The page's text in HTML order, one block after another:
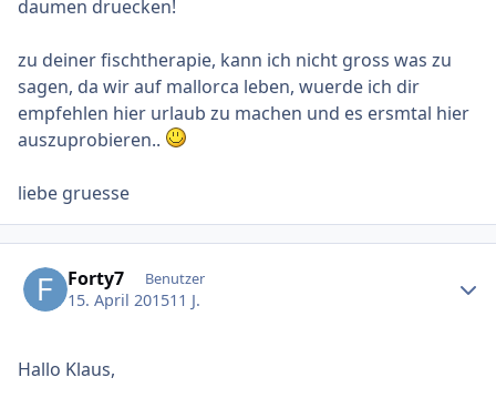
daumen druecken!
zu deiner fischtherapie, kann ich nicht gross was zu
sagen, da wir auf mallorca leben, wuerde ich dir
empfehlen hier urlaub zu machen und es ersmtal hier
auszuprobieren..
liebe gruesse
Forty7 Benutzer
15. April 201511 J.
Hallo Klaus,